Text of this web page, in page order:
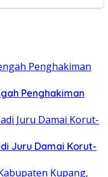
Penghakiman
Juru Damai Korut-